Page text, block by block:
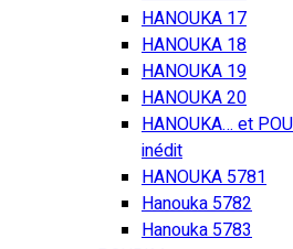
HANOUKA 17
HANOUKA 18
HANOUKA 19
HANOUKA 20
HANOUKA… et
inédit
HANOUKA 5781
Hanouka 5782
Hanouka 5783